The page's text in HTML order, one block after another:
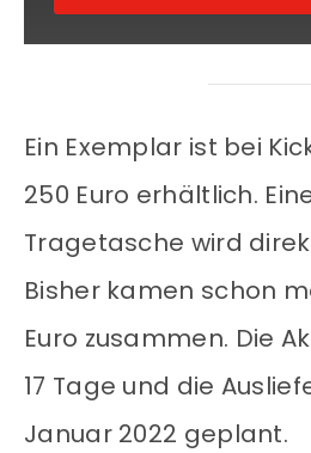
Ein Exemplar ist bei
250 Euro erhältlich.
Tragetasche wird
Bisher kamen schon
Euro zusammen. Die
17 Tage und die
Januar 2022 geplant.